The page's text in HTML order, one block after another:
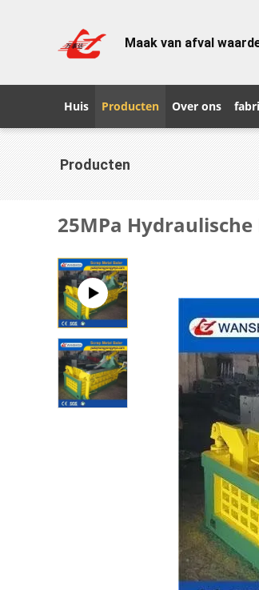
Maak van afval
Huis Producten Over ons
Producten
25MPa